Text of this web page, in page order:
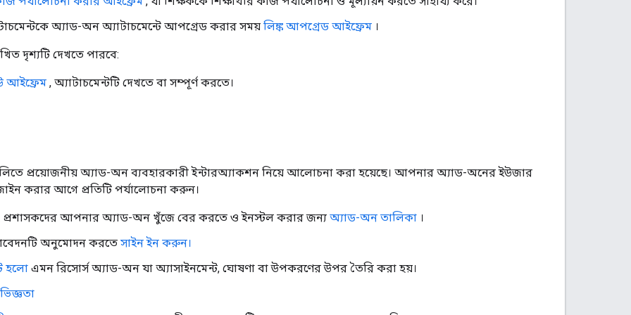
অ্যাড-অন অ্যাটাচমেন্টে আপগ্রেড করার সময় লিঙ্ক আপগ্রেড আইফ্রেম ।
দৃশ্যটি দেখতে পারবে:
আইফ্রেম , অ্যাটাচমেন্টটি দেখতে বা সম্পূর্ণ করতে।
প্রয়োজনীয় অ্যাড-অন ব্যবহারকারী ইন্টারঅ্যাকশন নিয়ে আলোচনা করা হয়েছে। আপনার অ্যাড-অনের ইউজার
করার আগে প্রতিটি পর্যালোচনা করুন।
প্রশাসকদের আপনার অ্যাড-অন খুঁজে বের করতে ও ইনস্টল করার জন্য অ্যাড-অন তালিকা ।
অনুমোদন করতে সাইন ইন করুন।
হলো এমন রিসোর্স অ্যাড-অন যা অ্যাসাইনমেন্ট, ঘোষণা বা উপকরণের উপর তৈরি করা হয়।